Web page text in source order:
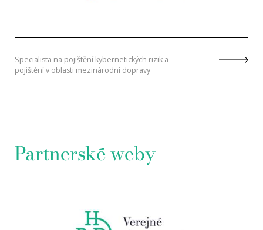
Specialista na pojištění kybernetických rizik a
pojištění v oblasti mezinárodní dopravy
Partnerské weby